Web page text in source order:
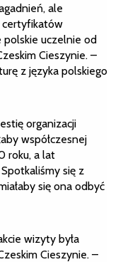
ale
certyfikatów
polskie uczelnie od
Cieszynie. –
z języka polskiego
organizacji
współczesnej
roku, a lat
się z
się ona odbyć
wizyty była
Cieszynie. –